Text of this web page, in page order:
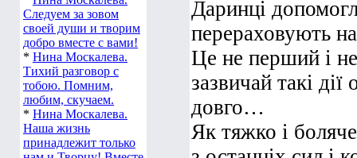
Следуем за зовом
своей души и творим
добро вместе с вами!
* Нина Москалева.
Тихий разговор с
тобою. Помним,
любим, скучаем.
* Нина Москалева.
Наша жизнь
принадлежит только
Даринці
перераховують
Це не перший і
зазвичай такі
довго…
Як тяжко і